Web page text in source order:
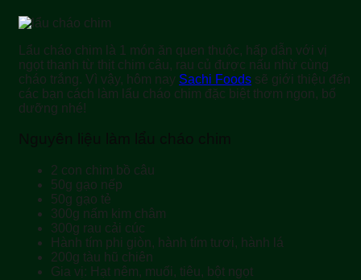
Lẩu cháo chim là 1 món ăn quen thuộc, hấp dẫn với vị
ngọt thanh từ thịt chim câu, rau củ được nấu nhừ cùng
cháo trắng. Vì vậy, hôm nay Sachi Foods sẽ giới thiệu đến
các bạn cách làm lẩu cháo chim đặc biệt thơm ngon, bổ
dưỡng nhé!
Nguyên liệu làm lẩu cháo chim
2 con chim bồ câu
50g gạo nếp
50g gạo tẻ
300g nấm kim châm
300g rau cải cúc
Hành tím phi giòn, hành tím tươi, hành lá
200g tàu hũ chiên
Gia vị: Hạt nêm, muối, tiêu, bột ngọt